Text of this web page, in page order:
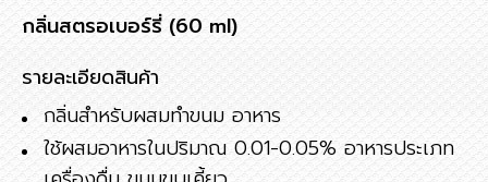
กลิ่นสตรอเบอร์รี่ (60 ml)
รายละเอียดสินค้า
กลิ่นสำหรับผสมทำขนม อาหาร
ใช้ผสมอาหารในปริมาณ 0.01-0.05% อาหารประเภท